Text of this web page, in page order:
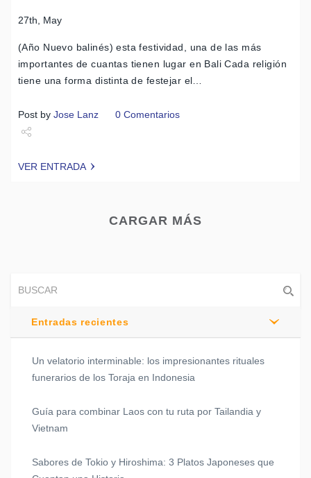
27th, May
(Año Nuevo balinés) esta festividad, una de las más
importantes de cuantas tienen lugar en Bali Cada religión
tiene una forma distinta de festejar el…
Post by Jose Lanz 0 Comentarios
VER ENTRADA
CARGAR MÁS
Entradas recientes
Un velatorio interminable: los impresionantes rituales
funerarios de los Toraja en Indonesia
Guía para combinar Laos con tu ruta por Tailandia y
Vietnam
Sabores de Tokio y Hiroshima: 3 Platos Japoneses que